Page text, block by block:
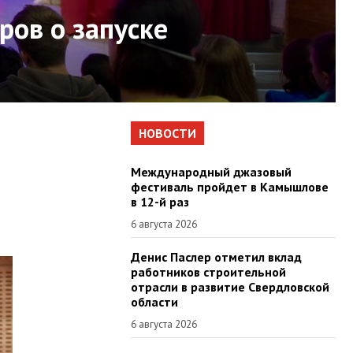
о запуске
НОВОСТИ
Международный джазовый
фестиваль пройдет в Камышлове
в 12-й раз
6 августа 2026
Денис Паслер отметил вклад
работников строительной
отрасли в развитие Свердловской
области
6 августа 2026